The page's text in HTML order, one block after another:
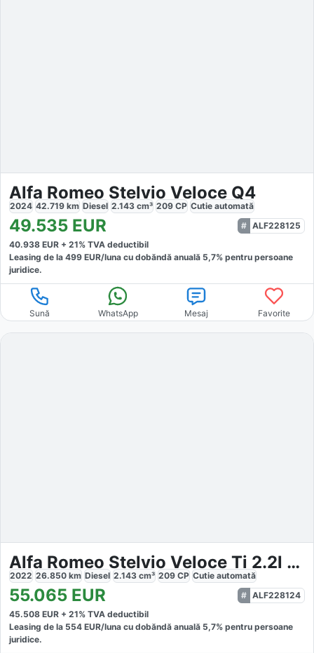
Alfa Romeo Stelvio Veloce Q4
2024 42.719 km Diesel 2.143 cm³ 209 CP Cutie automată
49.535 EUR
ALF228125
40.938 EUR + 21% TVA deductibil
Leasing de la 499 EUR/luna cu dobăndă anuală 5,7% pentru persoane
juridice.
Sună WhatsApp Mesaj Favorite
Alfa Romeo Stelvio Veloce Ti 2.2l Q4
2022 26.850 km Diesel 2.143 cm³ 209 CP Cutie automată
55.065 EUR
ALF228124
45.508 EUR + 21% TVA deductibil
Leasing de la 554 EUR/luna cu dobăndă anuală 5,7% pentru persoane
juridice.